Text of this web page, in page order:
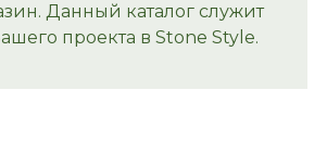
Данный каталог служит
проекта в Stone Style.